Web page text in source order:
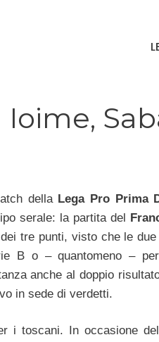
della Lega Pro Prima
serale: la partita del
tre punti, visto che le
B o – quantomeno –
anche al doppio
in sede di verdetti.
i toscani. In occasione